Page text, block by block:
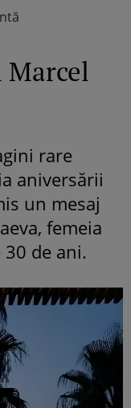
Marcel
rare
aniversării
un mesaj
femeia
de ani.